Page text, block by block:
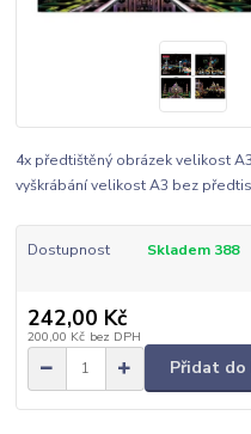
4x předtištěný obrázek velikost
vyškrábání velikost A3 bez
Dostupnost Skladem 388
242,00 Kč
200,00 Kč bez DPH
Přidat do